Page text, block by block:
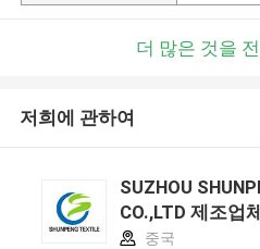
더 많은 것을
저희에 관하여
SUZHOU
CO.,LTD 제조업
중국